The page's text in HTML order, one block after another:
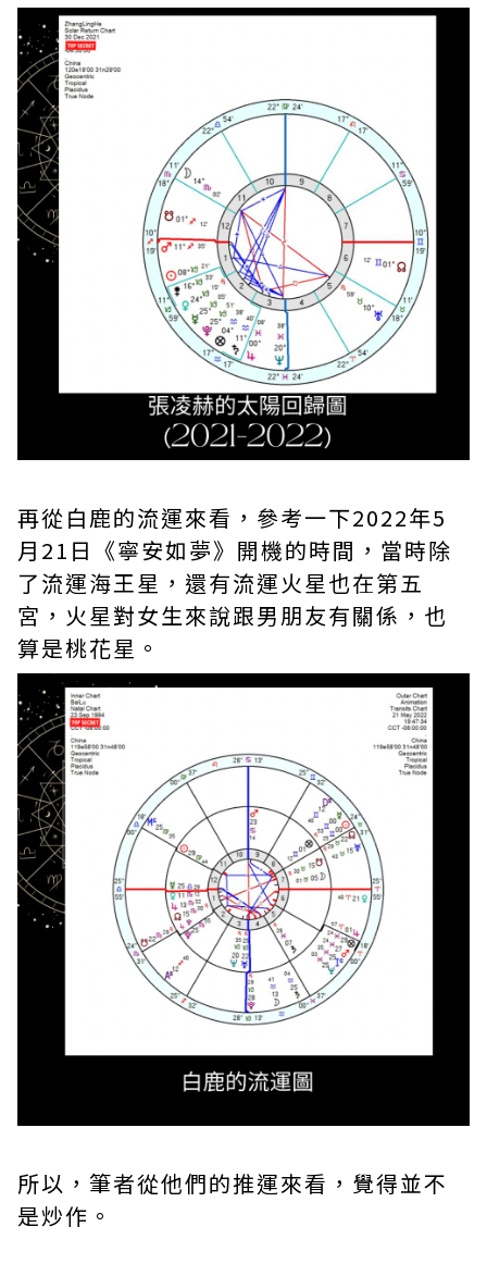
再從白鹿的流運來看，參考一下2022年5
月21日《寧安如夢》開機的時間，當時除
了流運海王星，還有流運火星也在第五
宮，火星對女生來說跟男朋友有關係，也
算是桃花星。
所以，筆者從他們的推運來看，覺得並不
是炒作。